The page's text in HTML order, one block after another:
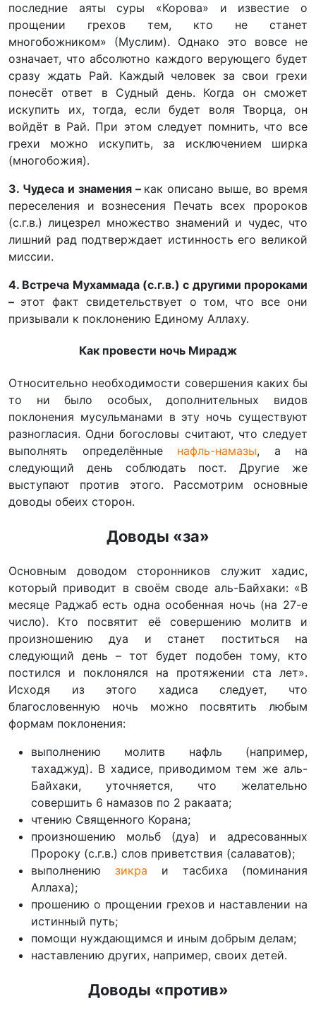
последние аяты суры «Корова» и известие о
прощении грехов тем, кто не станет
многобожником» (Муслим). Однако это вовсе не
означает, что абсолютно каждого верующего будет
сразу ждать Рай. Каждый человек за свои грехи
понесёт ответ в Судный день. Когда он сможет
искупить их, тогда, если будет воля Творца, он
войдёт в Рай. При этом следует помнить, что все
грехи можно искупить, за исключением ширка
(многобожия).
3. Чудеса и знамения – как описано выше, во время
переселения и вознесения Печать всех пророков
(с.г.в.) лицезрел множество знамений и чудес, что
лишний рад подтверждает истинность его великой
миссии.
4. Встреча Мухаммада (с.г.в.) с другими пророками
– этот факт свидетельствует о том, что все они
призывали к поклонению Единому Аллаху.
Как провести ночь Мирадж
Относительно необходимости совершения каких бы
то ни было особых, дополнительных видов
поклонения мусульманами в эту ночь существуют
разногласия. Одни богословы считают, что следует
выполнять определённые нафль-намазы, а на
следующий день соблюдать пост. Другие же
выступают против этого. Рассмотрим основные
доводы обеих сторон.
Доводы «за»
Основным доводом сторонников служит хадис,
который приводит в своём своде аль-Байхаки: «В
месяце Раджаб есть одна особенная ночь (на 27-е
число). Кто посвятит её совершению молитв и
произношению дуа и станет поститься на
следующий день – тот будет подобен тому, кто
постился и поклонялся на протяжении ста лет».
Исходя из этого хадиса следует, что
благословенную ночь можно посвятить любым
формам поклонения:
выполнению молитв нафль (например,
тахаджуд). В хадисе, приводимом тем же аль-
Байхаки, уточняется, что желательно
совершить 6 намазов по 2 ракаата;
чтению Священного Корана;
произношению мольб (дуа) и адресованных
Пророку (с.г.в.) слов приветствия (салаватов);
выполнению зикра и тасбиха (поминания
Аллаха);
прошению о прощении грехов и наставлении на
истинный путь;
помощи нуждающимся и иным добрым делам;
наставлению других, например, своих детей.
Доводы «против»